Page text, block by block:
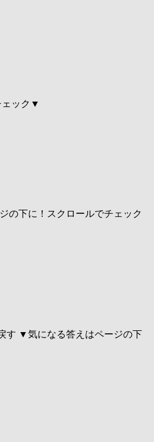
ェック▼
下に！スクロールでチェック
す ▼気になる答えはページの下